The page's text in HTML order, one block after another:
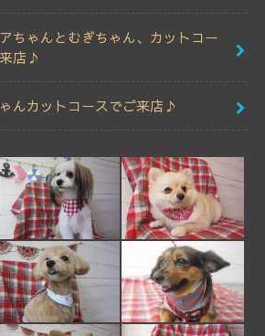
ちゃんとむぎちゃん、カットコー
店♪
んカットコースでご来店♪